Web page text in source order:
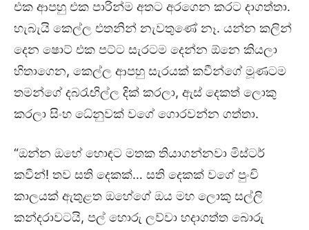
එක ආපහු එක පාරින්ම අතට අරගෙන කරට දාගත්තා.
හැබැයි කෙල්ල එතනින් නැවතුණේ නෑ. යන්න කලින්
දෙන ෂොට් එක පට්ට සැරටම දෙන්න ඕනෙ කියලා
හිතාගෙන, කෙල්ල ආපහු සැරයක් කවීන්ගේ මූණටම
තමන්ගේ දබරැඟිල්ල දික් කරලා, ඇස් දෙකත් ලොකු
කරලා සිංහ ධේනුවක් වගේ ගොරවන්න ගත්තා.
“ඔන්න ඔහේ හොඳට මතක තියාගන්නවා මිස්ටර්
කවීන්! තව සති දෙකක්… සති දෙකක් වගේ පුංචි
කාලයක් ඇතුළත ඔහේගේ ඔය මහ ලොකු සල්ලි
කන්දරාවටයි, පල් හොරු ලව්වා හදාගත්ත බොරු